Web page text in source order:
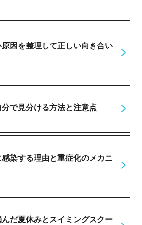
因を整理して正しい向き合い
で見分ける方法と注意点
染する理由と重症化のメカニ
だ夏休みとスイミングスクー